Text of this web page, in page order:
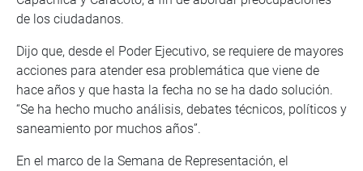
de los ciudadanos.
Dijo que, desde el Poder Ejecutivo, se requiere de mayores
acciones para atender esa problemática que viene de
hace años y que hasta la fecha no se ha dado solución.
“Se ha hecho mucho análisis, debates técnicos, políticos y
saneamiento por muchos años”.
En el marco de la Semana de Representación, el